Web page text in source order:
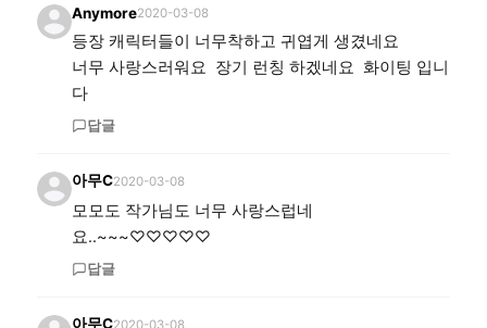
Anymore2020-03-08
등장 캐릭터들이 너무착하고 귀엽게 생겼네요
너무 사랑스러워요  장기 런칭 하겠네요  화이팅 입니
다
답글
아무C2020-03-08
모모도 작가님도 너무 사랑스럽네
요..~~~♡♡♡♡♡
답글
아무C2020-03-08